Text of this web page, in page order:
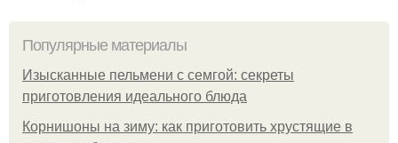
Популярные материалы
Изысканные пельмени с семгой: секреты
приготовления идеального блюда
Корнишоны на зиму: как приготовить хрустящие в